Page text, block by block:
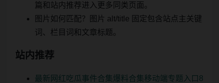
篇和站内推荐进入更多同类页面。
图片如何匹配？图片 alt/title 固定包含站点主关键
词、栏目词和文章标题。
站内推荐
最新网红吃瓜事件合集爆料合集移动端专题入口8